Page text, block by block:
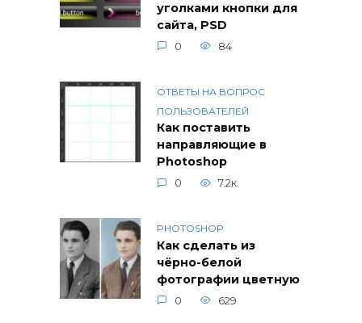
уголками кнопки для
сайта, PSD
0 84
ОТВЕТЫ НА ВОПРОС
ПОЛЬЗОВАТЕЛЕЙ
Как поставить
направляющие в
Photoshop
0 7.2к.
PHOTOSHOP
Как сделать из
чёрно-белой
фотографии цветную
0 629